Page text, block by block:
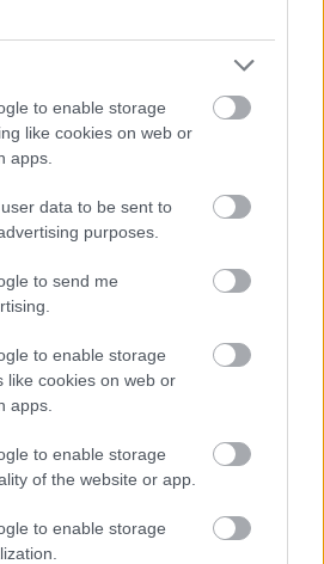
to enable storage
like cookies on web or
apps.
data to be sent to
purposes.
to send me
to enable storage
like cookies on web or
apps.
to enable storage
of the website or app.
to enable storage
Messengeren
be , hogy a Google
megtaláld a